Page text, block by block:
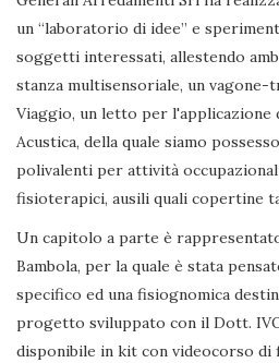
un “laboratorio di idee” e
soggetti interessati, allestendo
stanza multisensoriale, un
Viaggio, un letto per l'applicazione
Acustica, della quale siamo
polivalenti per attività
fisioterapici, ausili quali copertine
Un capitolo a parte è
Bambola, per la quale è stata
specifico ed una fisiognomica
progetto sviluppato con il Dott.
disponibile in kit con videocorso di